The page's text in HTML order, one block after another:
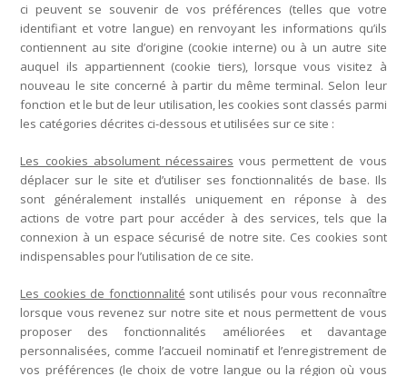
ci peuvent se souvenir de vos préférences (telles que votre
identifiant et votre langue) en renvoyant les informations qu’ils
contiennent au site d’origine (cookie interne) ou à un autre site
auquel ils appartiennent (cookie tiers), lorsque vous visitez à
nouveau le site concerné à partir du même terminal. Selon leur
fonction et le but de leur utilisation, les cookies sont classés parmi
les catégories décrites ci-dessous et utilisées sur ce site :
Les cookies absolument nécessaires vous permettent de vous
déplacer sur le site et d’utiliser ses fonctionnalités de base. Ils
sont généralement installés uniquement en réponse à des
actions de votre part pour accéder à des services, tels que la
connexion à un espace sécurisé de notre site. Ces cookies sont
indispensables pour l’utilisation de ce site.
Les cookies de fonctionnalité sont utilisés pour vous reconnaître
lorsque vous revenez sur notre site et nous permettent de vous
proposer des fonctionnalités améliorées et davantage
personnalisées, comme l’accueil nominatif et l’enregistrement de
vos préférences (le choix de votre langue ou la région où vous